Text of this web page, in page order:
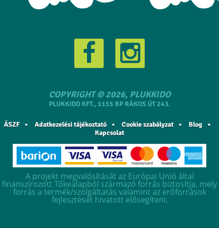
COPYRIGHT © 2026, PLUKKIDO
PLUKKIDO KFT., 1155 BP RÁKOS ÚT 243.
ÁSZF Adatkezelési tájékoztató Cookie szabályzat
Blog
Kapcsolat
A projekt megvalósítását az Európai Unió által
finanszírozott Tőkealapból származó forrás biztosítja, mely
forrás a termék/szolgáltatás valamint az erőforrások
fejlesztését hivatott elősegíteni.